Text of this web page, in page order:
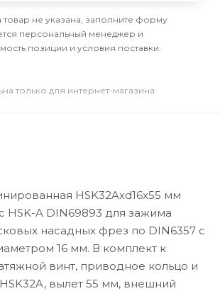
товар не указана, заполните форму
персональный менеджер и
позиции и условия поставки.
только для интернет-магазина
HSK32Axd16x55 мм
HSK-A DIN69893 для зажима
насадных фрез по DIN6357 с
16 мм. В комплект к
винт, приводное кольцо и
вылет 55 мм, внешний